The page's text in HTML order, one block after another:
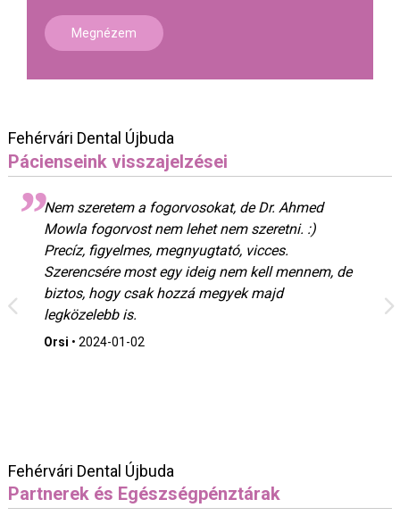
Megnézem
Fehérvári Dental Újbuda
Pácienseink visszajelzései
Nem szeretem a fogorvosokat, de Dr. Ahmed
Mowla fogorvost nem lehet nem szeretni. :)
Precíz, figyelmes, megnyugtató, vicces.
Szerencsére most egy ideig nem kell mennem, de
biztos, hogy csak hozzá megyek majd
legközelebb is.
Orsi • 2024-01-02
Fehérvári Dental Újbuda
Partnerek és Egészségpénztárak